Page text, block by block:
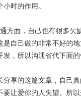
时的作用。
方面，自己也有很多欠
是自己做的非常不好的
发，所以沟通省代下面
分享的这篇文章，自己
要让爱你的人失望。所